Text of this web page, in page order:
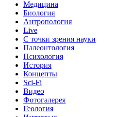
Медицина
Биология
Антропология
Live
С точки зрения науки
Палеонтология
Психология
История
Концепты
Sci-Fi
Видео
Фотогалерея
Геология